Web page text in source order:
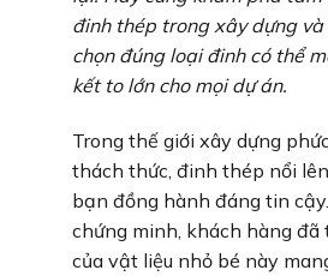
đinh thép trong xây dựng
chọn đúng loại đinh có thể
kết to lớn cho mọi dự án.
Trong thế giới xây dựng
thách thức, đinh thép nổi
bạn đồng hành đáng tin
chứng minh, khách hàng đã
của vật liệu nhỏ bé này